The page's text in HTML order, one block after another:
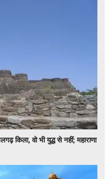
किला, वो भी युद्ध से नहीं; महाराणा